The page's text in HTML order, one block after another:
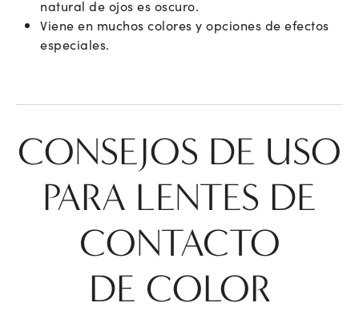
natural de ojos es oscuro.
Viene en muchos colores y opciones de efectos
especiales.
CONSEJOS DE USO
PARA LENTES DE
CONTACTO
DE COLOR